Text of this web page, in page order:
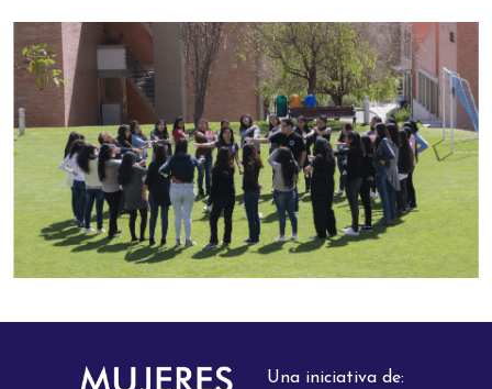
Una iniciativa de: